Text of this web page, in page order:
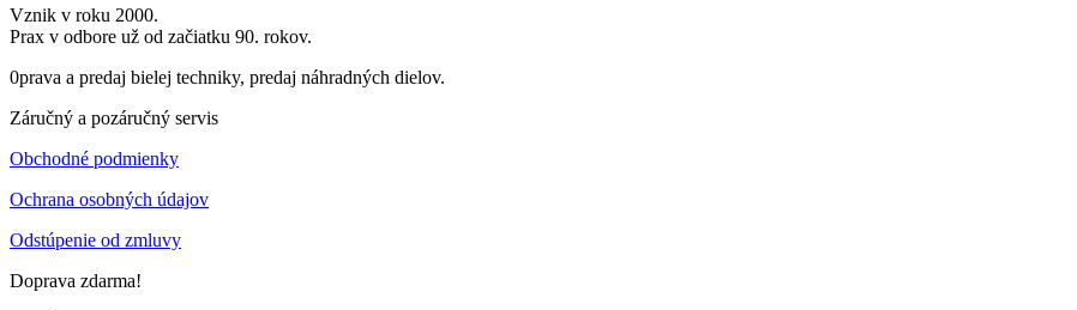
Vznik v roku 2000.
Prax v odbore už od začiatku 90. rokov.
0prava a predaj bielej techniky, predaj náhradných dielov.
Záručný a pozáručný servis
Obchodné podmienky
Ochrana osobných údajov
Odstúpenie od zmluvy
Doprava zdarma!